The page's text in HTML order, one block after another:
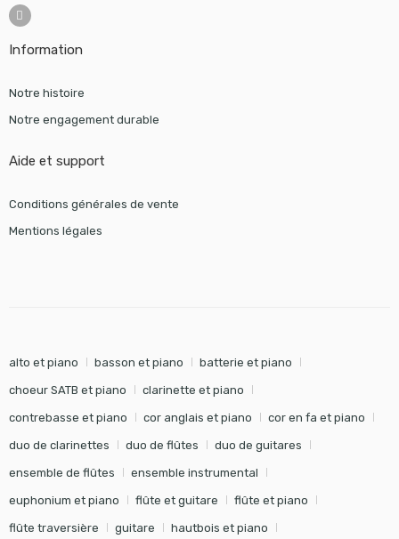
Information
Notre histoire
Notre engagement durable
Aide et support
Conditions générales de vente
Mentions légales
alto et piano basson et piano batterie et piano
choeur SATB et piano clarinette et piano
contrebasse et piano cor anglais et piano cor en fa et piano
duo de clarinettes duo de flûtes duo de guitares
ensemble de flûtes ensemble instrumental
euphonium et piano flûte et guitare flûte et piano
flûte traversière guitare hautbois et piano